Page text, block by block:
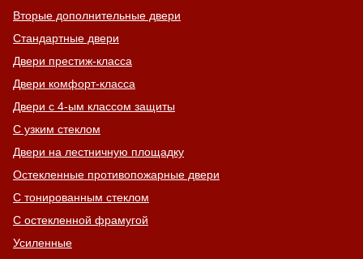
Вторые дополнительные двери
Стандартные двери
Двери престиж-класса
Двери комфорт-класса
Двери с 4-ым классом защиты
С узким стеклом
Двери на лестничную площадку
Остекленные противопожарные двери
С тонированным стеклом
С остекленной фрамугой
Усиленные